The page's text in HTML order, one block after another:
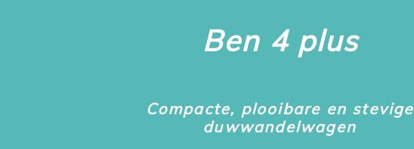
Ben 4 plus
Compacte, plooibare en stevige
duwwandelwagen